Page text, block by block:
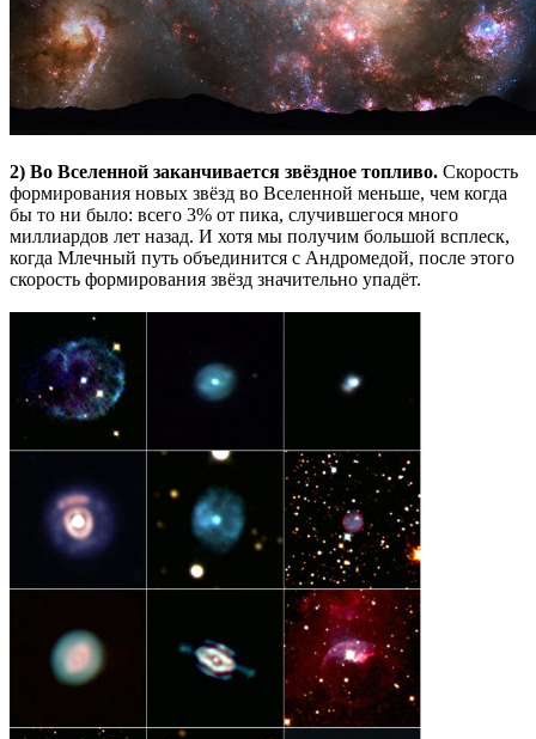
2) Во Вселенной заканчивается звёздное топливо. Скорость
формирования новых звёзд во Вселенной меньше, чем когда
бы то ни было: всего 3% от пика, случившегося много
миллиардов лет назад. И хотя мы получим большой всплеск,
когда Млечный путь объединится с Андромедой, после этого
скорость формирования звёзд значительно упадёт.